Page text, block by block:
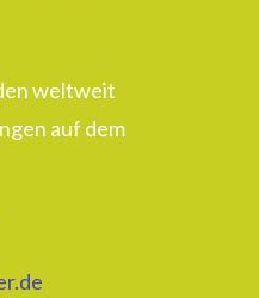
weltweit
auf dem